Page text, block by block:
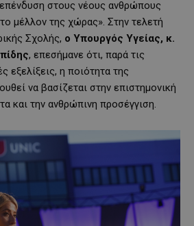
στους νέους ανθρώπους
μέλλον της χώρας». Στην τελετή
Σχολής, ο Υπουργός Υγείας, κ.
, επεσήμανε ότι, παρά τις
εξελίξεις, η ποιότητα της
να βασίζεται στην επιστημονική
και την ανθρώπινη προσέγγιση.